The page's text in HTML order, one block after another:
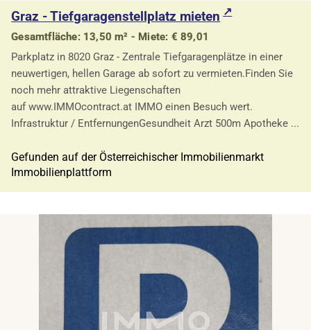
Graz - Tiefgaragenstellplatz mieten
Gesamtfläche: 13,50 m² - Miete: € 89,01
Parkplatz in 8020 Graz - Zentrale Tiefgaragenplätze in einer
neuwertigen, hellen Garage ab sofort zu vermieten.Finden Sie
noch mehr attraktive Liegenschaften
auf www.IMMOcontract.at IMMO einen Besuch wert.
Infrastruktur / EntfernungenGesundheit Arzt 500m Apotheke ...
Gefunden auf der Österreichischer Immobilienmarkt
Immobilienplattform